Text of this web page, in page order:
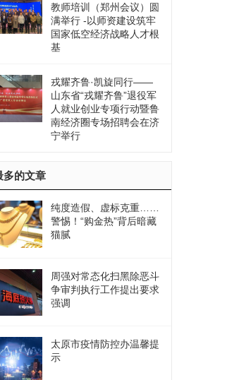
教师培训（郑州会议）圆
满举行 -以师资建设筑牢
国家低空经济战略人才根
基
戎耀齐鲁·凯旋同行——
山东省“戎耀齐鲁”退役军
人就业创业专项行动暨鲁
南经济圈专场招聘会在济
宁举行
多的文章
纯度造假、虚标克重……
警惕！“购金热”背后暗藏
猫腻
周强对常态化扫黑除恶斗
争审判执行工作提出要求
强调
太原市疫情防控办温馨提
示